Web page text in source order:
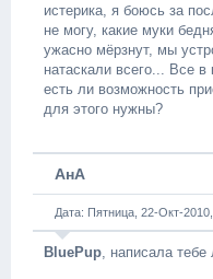
истерика, я боюсь за
не могу, какие муки
ужасно мёрзнут, мы
натаскали всего... Все в
есть ли возможность
для этого нужны?
АнА
Дата: Пятница, 22-Окт-
BluePup, написала